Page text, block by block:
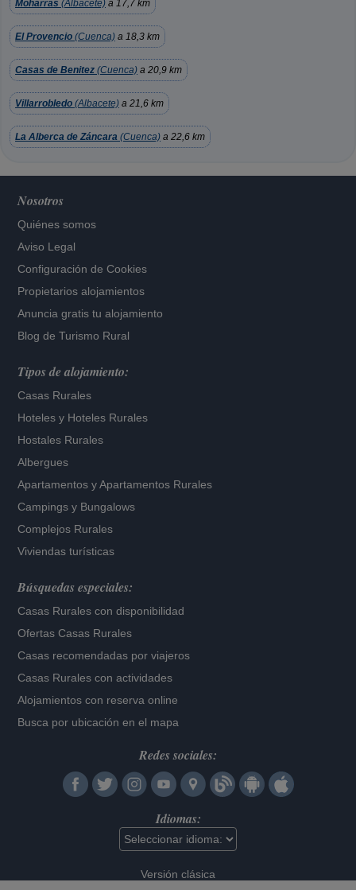
Moharras (Albacete) a 17,7 km
El Provencio (Cuenca) a 18,3 km
Casas de Benitez (Cuenca) a 20,9 km
Villarrobledo (Albacete) a 21,6 km
La Alberca de Záncara (Cuenca) a 22,6 km
Nosotros
Quiénes somos
Aviso Legal
Configuración de Cookies
Propietarios alojamientos
Anuncia gratis tu alojamiento
Blog de Turismo Rural
Tipos de alojamiento:
Casas Rurales
Hoteles y Hoteles Rurales
Hostales Rurales
Albergues
Apartamentos yApartamentos Rurales
Campings y Bungalows
Complejos Rurales
Viviendas turísticas
Búsquedas especiales:
Casas Rurales con disponibilidad
Ofertas Casas Rurales
Casas recomendadas por viajeros
Casas Rurales con actividades
Alojamientos con reserva online
Busca por ubicación en el mapa
Redes sociales:
Idiomas:
Versión clásica